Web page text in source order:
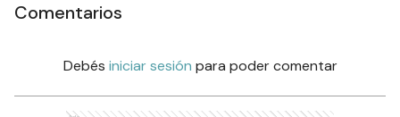
Comentarios
Debés iniciar sesión para poder comentar